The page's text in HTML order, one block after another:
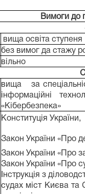
Вимоги до
вища освіта
без вимог да стажу
вільно
вища за
інформаційні
«Кібербезпека»
Конституція України,
Закон України «Про
Закон України «Про
Закон України «Про
Інструкція з
судах міст Києва та